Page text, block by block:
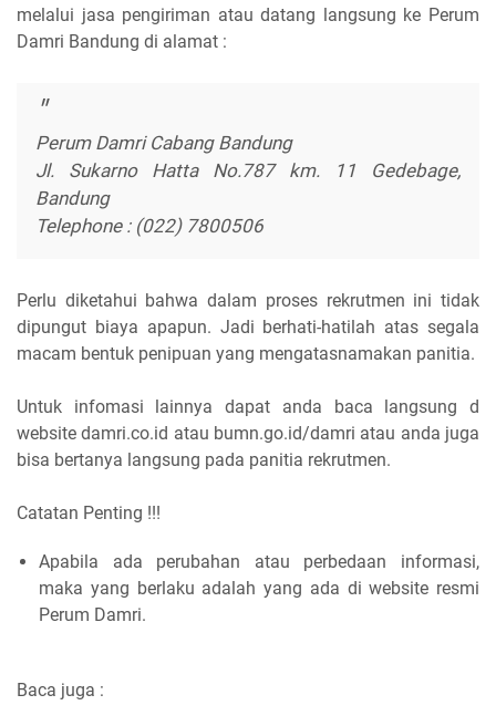
melalui jasa pengiriman atau datang langsung ke Perum
Damri Bandung di alamat :
Perum Damri Cabang Bandung
Jl. Sukarno Hatta No.787 km. 11 Gedebage,
Bandung
Telephone : (022) 7800506
Perlu diketahui bahwa dalam proses rekrutmen ini tidak
dipungut biaya apapun. Jadi berhati-hatilah atas segala
macam bentuk penipuan yang mengatasnamakan panitia.
Untuk infomasi lainnya dapat anda baca langsung d
website damri.co.id atau bumn.go.id/damri atau anda juga
bisa bertanya langsung pada panitia rekrutmen.
Catatan Penting !!!
Apabila ada perubahan atau perbedaan informasi,
maka yang berlaku adalah yang ada di website resmi
Perum Damri.
Baca juga :